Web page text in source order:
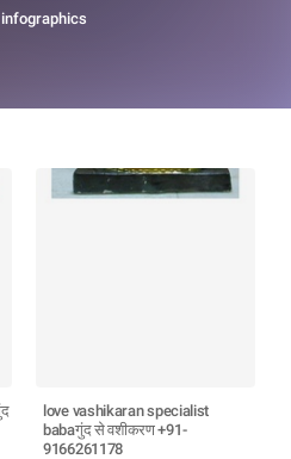
infographics
love vashikaran specialist
babaगुंद से वशीकरण +91-
9166261178